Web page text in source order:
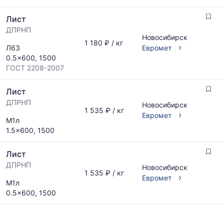
Лист
ДПРНП
Л63
0.5x600, 1500
ГОСТ 2208-2007
1 180 ₽ / кг
Новосибирск
Евромет
›
Лист
ДПРНП
М1л
1.5x600, 1500
1 535 ₽ / кг
Новосибирск
Евромет
›
Лист
ДПРНП
М1л
0.5x600, 1500
1 535 ₽ / кг
Новосибирск
Евромет
›